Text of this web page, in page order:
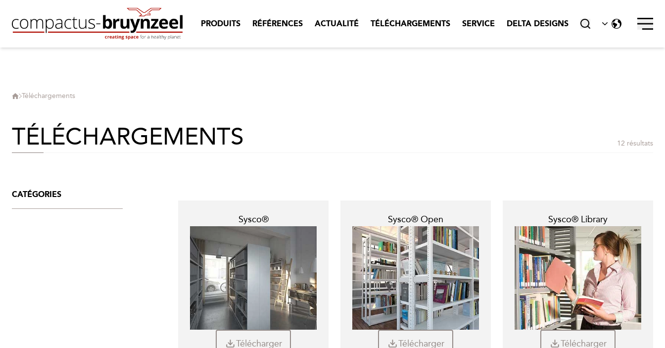
PRODUITS RÉFÉRENCES ACTUALITÉ TÉLÉCHARGEMENTS SERVICE DELTA DESIGNS close
Téléchargements
TÉLÉCHARGEMENTS 12 résultats
CATÉGORIES
Sysco®
Télécharger
Sysco® Open
Télécharger
Sysco® Library
Télécharger